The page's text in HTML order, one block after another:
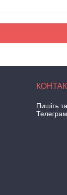
Пишіть